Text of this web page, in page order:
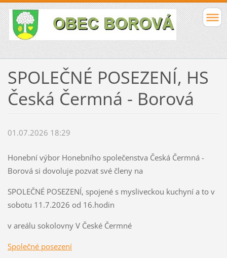
SPOLEČNÉ POSEZENÍ, HS
Česká Čermná - Borová
01.07.2026 18:29
Honební výbor Honebního společenstva Česká Čermná -
Borová si dovoluje pozvat své členy na
SPOLEČNÉ POSEZENÍ, spojené s mysliveckou kuchyní a to v
sobotu 11.7.2026 od 16.hodin
v areálu sokolovny V České Čermné
Společné posezení